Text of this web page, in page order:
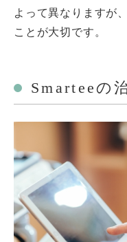
よって異なりますが
ことが大切です。
Smarteeの